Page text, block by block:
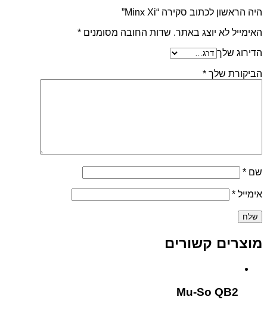
היה הראשון לכתוב סקירה “Minx Xi”
האימייל לא יוצג באתר. שדות החובה מסומנים *
הדירוג שלך
הביקורת שלך *
שם *
אימייל *
מוצרים קשורים
Mu-So QB2